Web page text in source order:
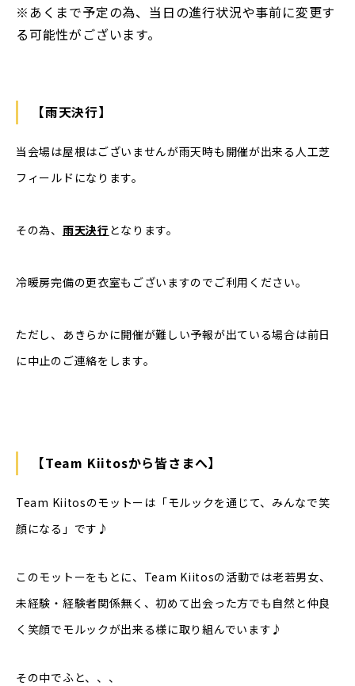
※あくまで予定の為、当日の進行状況や事前に変更す
る可能性がございます。
【雨天決行】
当会場は屋根はございませんが雨天時も開催が出来る人工芝
フィールドになります。
その為、 雨天決行 となります。
冷暖房完備の更衣室もございますのでご利用ください。
ただし、あきらかに開催が難しい予報が出ている場合は前日
に中止のご連絡をします。
【Team Kiitosから皆さまへ】
Team Kiitosのモットーは「モルックを通じて、みんなで笑
顔になる」です♪
このモットーをもとに、Team Kiitosの活動では老若男女、
未経験・経験者関係無く、初めて出会った方でも自然と仲良
く笑顔でモルックが出来る様に取り組んでいます♪
その中でふと、、、